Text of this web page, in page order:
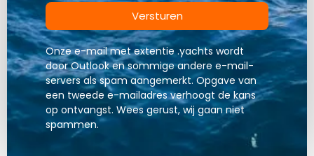
Versturen
Onze e-mail met extentie .yachts wordt
door Outlook en sommige andere e-mail-
servers als spam aangemerkt. Opgave van
een tweede e-mailadres verhoogt de kans
op ontvangst. Wees gerust, wij gaan niet
spammen.